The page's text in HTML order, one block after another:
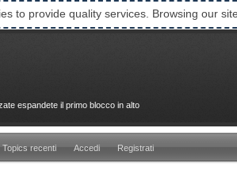
espandete il primo blocco in alto
Topics recenti Accedi Registrati
to provide quality services. Browsing our